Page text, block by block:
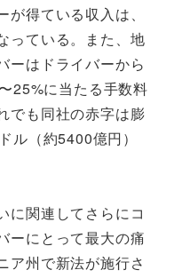
得ている収入は、
っている。また、地
ーはドライバーから
25%に当たる手数料
でも同社の赤字は膨
ル（約5400億円）
に関連してさらにコ
ーにとって最大の痛
ア州で新法が施行さ